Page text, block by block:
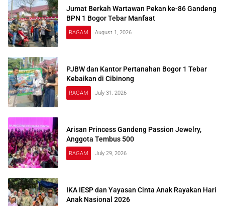
Jumat Berkah Wartawan Pekan ke-86 Gandeng
BPN 1 Bogor Tebar Manfaat
RAGAM August 1, 2026
PJBW dan Kantor Pertanahan Bogor 1 Tebar
Kebaikan di Cibinong
RAGAM July 31, 2026
Arisan Princess Gandeng Passion Jewelry,
Anggota Tembus 500
RAGAM July 29, 2026
IKA IESP dan Yayasan Cinta Anak Rayakan Hari
Anak Nasional 2026